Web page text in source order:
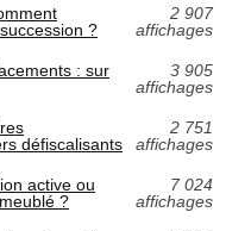
?
2 907
affichages
: sur
3 905
affichages
défiscalisants
2 751
affichages
active ou
?
7 024
affichages